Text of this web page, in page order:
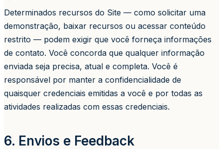
Determinados recursos do Site — como solicitar uma
demonstração, baixar recursos ou acessar conteúdo
restrito — podem exigir que você forneça informações
de contato. Você concorda que qualquer informação
enviada seja precisa, atual e completa. Você é
responsável por manter a confidencialidade de
quaisquer credenciais emitidas a você e por todas as
atividades realizadas com essas credenciais.
6. Envios e Feedback